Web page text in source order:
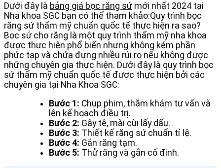
Dưới đây là bảng giá bọc răng sứ mới nhất 2024 tại
Nha khoa SGC bạn có thể tham khảo:Quy trình bọc
răng sứ thẩm mỹ chuẩn quốc tế thực hiện ra sao?
Bọc sứ cho răng là một quy trình thẩm mỹ nha khoa
được thực hiện phổ biến nhưng không kém phần
phức tạp và chứa đựng nhiều rủi ro nếu không được
những chuyên gia thực hiện. Dưới đây là quy trình bọc
sứ thẩm mỹ chuẩn quốc tế được thực hiện bởi các
chuyên gia tại Nha Khoa SGC:
Bước 1: Chụp phim, thăm khám tư vấn và
lên kế hoạch điều trị.
Bước 2: Gây tê, mài cùi lấy dấu.
Bước 3: Thiết kế răng sứ chuẩn tỉ lệ.
Bước 4: Gắn răng tạm.
Bước 5: Thử răng và gắn cố định.